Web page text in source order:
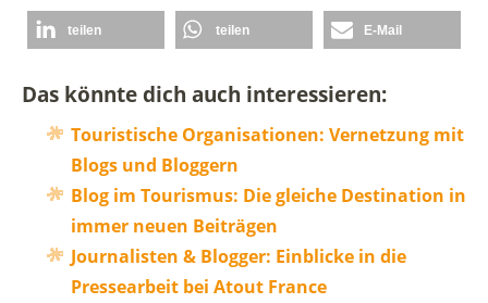
teilen teilen E-Mail
Das könnte dich auch interessieren:
Touristische Organisationen: Vernetzung mit
Blogs und Bloggern
Blog im Tourismus: Die gleiche Destination in
immer neuen Beiträgen
Journalisten & Blogger: Einblicke in die
Pressearbeit bei Atout France